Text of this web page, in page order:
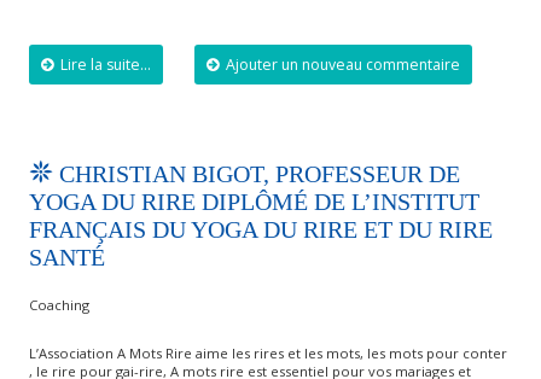
Lire la suite... Ajouter un nouveau commentaire
CHRISTIAN BIGOT, PROFESSEUR DE
YOGA DU RIRE DIPLÔMÉ DE L’INSTITUT
FRANÇAIS DU YOGA DU RIRE ET DU RIRE
SANTÉ
Coaching
L’Association A Mots Rire aime les rires et les mots, les mots pour conter
, le rire pour gai-rire, A mots rire est essentiel pour vos mariages et